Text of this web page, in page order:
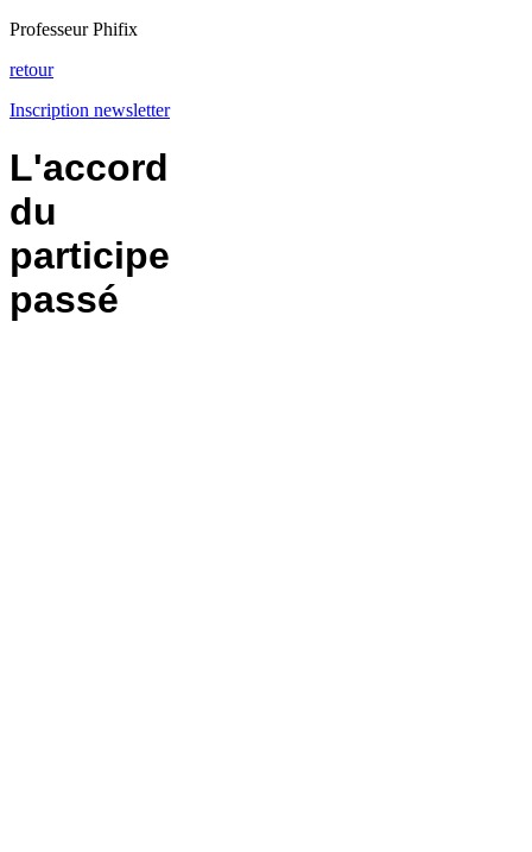
Professeur Phifix
retour
Inscription newsletter
L'accord
du
participe
passé